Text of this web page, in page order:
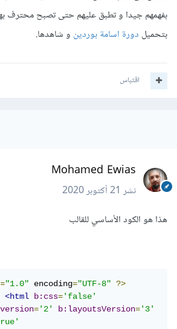
بفهمهم جيدا و تطبق عليهم حتى تصبح محترف
بتحميل دورة اسامة بوردينو شاهدها.
اقتباس
Mohamed Ewias
نشر21 أكتوبر 2020
هذا هو الكود الأساسي للقالب
="1.0" encoding="UTF-8"
?>
<html b:css='false'
='2' b:layoutsVersion='3'